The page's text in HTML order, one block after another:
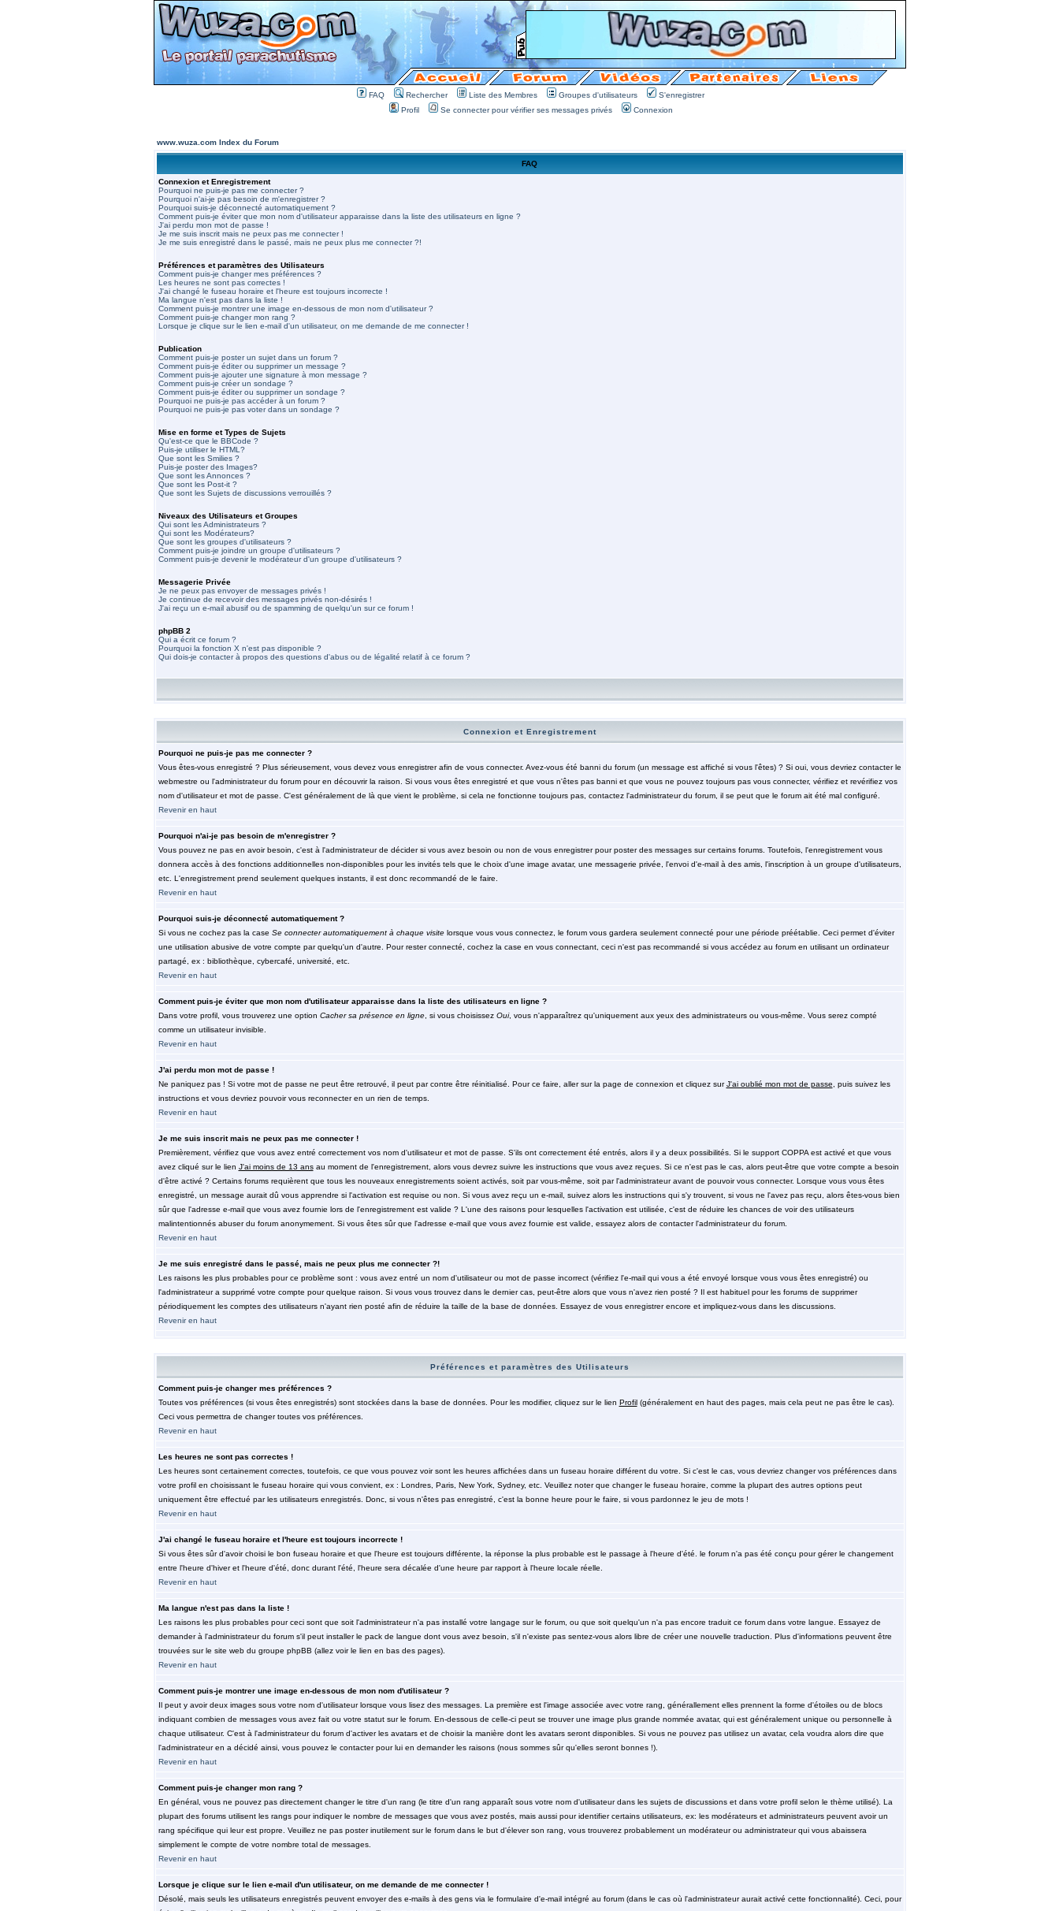
FAQ Rechercher Liste des Membres Groupes d'utilisateurs
S'enregistrer
Profil
Se connecter pour vérifier ses messages privés Connexion
www.wuza.com Index du Forum
FAQ
Connexion et Enregistrement
Pourquoi ne puis-je pas me connecter ?
Pourquoi n'ai-je pas besoin de m'enregistrer ?
Pourquoi suis-je déconnecté automatiquement ?
Comment puis-je éviter que mon nom d'utilisateur apparaisse dans la liste des utilisateurs en ligne ?
J'ai perdu mon mot de passe !
Je me suis inscrit mais ne peux pas me connecter !
Je me suis enregistré dans le passé, mais ne peux plus me connecter ?!
Préférences et paramètres des Utilisateurs
Comment puis-je changer mes préférences ?
Les heures ne sont pas correctes !
J'ai changé le fuseau horaire et l'heure est toujours incorrecte !
Ma langue n'est pas dans la liste !
Comment puis-je montrer une image en-dessous de mon nom d'utilisateur ?
Comment puis-je changer mon rang ?
Lorsque je clique sur le lien e-mail d'un utilisateur, on me demande de me connecter !
Publication
Comment puis-je poster un sujet dans un forum ?
Comment puis-je éditer ou supprimer un message ?
Comment puis-je ajouter une signature à mon message ?
Comment puis-je créer un sondage ?
Comment puis-je éditer ou supprimer un sondage ?
Pourquoi ne puis-je pas accéder à un forum ?
Pourquoi ne puis-je pas voter dans un sondage ?
Mise en forme et Types de Sujets
Qu'est-ce que le BBCode ?
Puis-je utiliser le HTML?
Que sont les Smilies ?
Puis-je poster des Images?
Que sont les Annonces ?
Que sont les Post-it ?
Que sont les Sujets de discussions verrouillés ?
Niveaux des Utilisateurs et Groupes
Qui sont les Administrateurs ?
Qui sont les Modérateurs?
Que sont les groupes d'utilisateurs ?
Comment puis-je joindre un groupe d'utilisateurs ?
Comment puis-je devenir le modérateur d'un groupe d'utilisateurs ?
Messagerie Privée
Je ne peux pas envoyer de messages privés !
Je continue de recevoir des messages privés non-désirés !
J'ai reçu un e-mail abusif ou de spamming de quelqu'un sur ce forum !
phpBB 2
Qui a écrit ce forum ?
Pourquoi la fonction X n'est pas disponible ?
Qui dois-je contacter à propos des questions d'abus ou de légalité relatif à ce forum ?
Connexion et Enregistrement
Pourquoi ne puis-je pas me connecter ?
Vous êtes-vous enregistré ? Plus sérieusement, vous devez vous enregistrer afin de vous connecter. Avez-vous été banni du forum (un message est affiché si vous l'êtes) ? Si oui, vous devriez contacter le
webmestre ou l'administrateur du forum pour en découvrir la raison. Si vous vous êtes enregistré et que vous n'êtes pas banni et que vous ne pouvez toujours pas vous connecter, vérifiez et revérifiez vos
nom d'utilisateur et mot de passe. C'est généralement de là que vient le problème, si cela ne fonctionne toujours pas, contactez l'administrateur du forum, il se peut que le forum ait été mal configuré.
Revenir en haut
Pourquoi n'ai-je pas besoin de m'enregistrer ?
Vous pouvez ne pas en avoir besoin, c'est à l'administrateur de décider si vous avez besoin ou non de vous enregistrer pour poster des messages sur certains forums. Toutefois, l'enregistrement vous
donnera accès à des fonctions additionnelles non-disponibles pour les invités tels que le choix d'une image avatar, une messagerie privée, l'envoi d'e-mail à des amis, l'inscription à un groupe d'utilisateurs,
etc. L'enregistrement prend seulement quelques instants, il est donc recommandé de le faire.
Revenir en haut
Pourquoi suis-je déconnecté automatiquement ?
Si vous ne cochez pas la case Se connecter automatiquement à chaque visitelorsque vous vous connectez, le forum vous gardera seulement connecté pour une période préétablie. Ceci permet d'éviter
une utilisation abusive de votre compte par quelqu'un d'autre. Pour rester connecté, cochez la case en vous connectant, ceci n'est pas recommandé si vous accédez au forum en utilisant un ordinateur
partagé, ex : bibliothèque, cybercafé, université, etc.
Revenir en haut
Comment puis-je éviter que mon nom d'utilisateur apparaisse dans la liste des utilisateurs en ligne ?
Dans votre profil, vous trouverez une option Cacher sa présence en ligne, si vous choisissez Oui, vous n'apparaîtrez qu'uniquement aux yeux des administrateurs ou vous-même. Vous serez compté
comme un utilisateur invisible.
Revenir en haut
J'ai perdu mon mot de passe !
Ne paniquez pas ! Si votre mot de passe ne peut être retrouvé, il peut par contre être réinitialisé. Pour ce faire, aller sur la page de connexion et cliquez surJ'ai oublié mon mot de passe , puis suivez les
instructions et vous devriez pouvoir vous reconnecter en un rien de temps.
Revenir en haut
Je me suis inscrit mais ne peux pas me connecter !
Premièrement, vérifiez que vous avez entré correctement vos nom d'utilisateur et mot de passe. S'ils ont correctement été entrés, alors il y a deux possibilités. Si le support COPPA est activé et que vous
avez cliqué sur le lien J'ai moins de 13 ansau moment de l'enregistrement, alors vous devrez suivre les instructions que vous avez reçues. Si ce n'est pas le cas, alors peut-être que votre compte a besoin
d'être activé ? Certains forums requièrent que tous les nouveaux enregistrements soient activés, soit par vous-même, soit par l'administrateur avant de pouvoir vous connecter. Lorsque vous vous êtes
enregistré, un message aurait dû vous apprendre si l'activation est requise ou non. Si vous avez reçu un e-mail, suivez alors les instructions qui s'y trouvent, si vous ne l'avez pas reçu, alors êtes-vous bien
sûr que l'adresse e-mail que vous avez fournie lors de l'enregistrement est valide ? L'une des raisons pour lesquelles l'activation est utilisée, c'est de réduire les chances de voir des utilisateurs
malintentionnés abuser du forum anonymement. Si vous êtes sûr que l'adresse e-mail que vous avez fournie est valide, essayez alors de contacter l'administrateur du forum.
Revenir en haut
Je me suis enregistré dans le passé, mais ne peux plus me connecter ?!
Les raisons les plus probables pour ce problème sont : vous avez entré un nom d'utilisateur ou mot de passe incorrect (vérifiez l'e-mail qui vous a été envoyé lorsque vous vous êtes enregistré) ou
l'administrateur a supprimé votre compte pour quelque raison. Si vous vous trouvez dans le dernier cas, peut-être alors que vous n'avez rien posté ? Il est habituel pour les forums de supprimer
périodiquement les comptes des utilisateurs n'ayant rien posté afin de réduire la taille de la base de données. Essayez de vous enregistrer encore et impliquez-vous dans les discussions.
Revenir en haut
Préférences et paramètres des Utilisateurs
Comment puis-je changer mes préférences ?
Toutes vos préférences (si vous êtes enregistrés) sont stockées dans la base de données. Pour les modifier, cliquez sur le lien Profil(généralement en haut des pages, mais cela peut ne pas être le cas).
Ceci vous permettra de changer toutes vos préférences.
Revenir en haut
Les heures ne sont pas correctes !
Les heures sont certainement correctes, toutefois, ce que vous pouvez voir sont les heures affichées dans un fuseau horaire différent du votre. Si c'est le cas, vous devriez changer vos préférences dans
votre profil en choisissant le fuseau horaire qui vous convient, ex : Londres, Paris, New York, Sydney, etc. Veuillez noter que changer le fuseau horaire, comme la plupart des autres options peut
uniquement être effectué par les utilisateurs enregistrés. Donc, si vous n'êtes pas enregistré, c'est la bonne heure pour le faire, si vous pardonnez le jeu de mots !
Revenir en haut
J'ai changé le fuseau horaire et l'heure est toujours incorrecte !
Si vous êtes sûr d'avoir choisi le bon fuseau horaire et que l'heure est toujours différente, la réponse la plus probable est le passage à l'heure d'été. le forum n'a pas été conçu pour gérer le changement
entre l'heure d'hiver et l'heure d'été, donc durant l'été, l'heure sera décalée d'une heure par rapport à l'heure locale réelle.
Revenir en haut
Ma langue n'est pas dans la liste !
Les raisons les plus probables pour ceci sont que soit l'administrateur n'a pas installé votre langage sur le forum, ou que soit quelqu'un n'a pas encore traduit ce forum dans votre langue. Essayez de
demander à l'administrateur du forum s'il peut installer le pack de langue dont vous avez besoin, s'il n'existe pas sentez-vous alors libre de créer une nouvelle traduction. Plus d'informations peuvent être
trouvées sur le site web du groupe phpBB (allez voir le lien en bas des pages).
Revenir en haut
Comment puis-je montrer une image en-dessous de mon nom d'utilisateur ?
Il peut y avoir deux images sous votre nom d'utilisateur lorsque vous lisez des messages. La première est l'image associée avec votre rang, générallement elles prennent la forme d'étoiles ou de blocs
indiquant combien de messages vous avez fait ou votre statut sur le forum. En-dessous de celle-ci peut se trouver une image plus grande nommée avatar, qui est généralement unique ou personnelle à
chaque utilisateur. C'est à l'administrateur du forum d'activer les avatars et de choisir la manière dont les avatars seront disponibles. Si vous ne pouvez pas utilisez un avatar, cela voudra alors dire que
l'administrateur en a décidé ainsi, vous pouvez le contacter pour lui en demander les raisons (nous sommes sûr qu'elles seront bonnes !).
Revenir en haut
Comment puis-je changer mon rang ?
En général, vous ne pouvez pas directement changer le titre d'un rang (le titre d'un rang apparaît sous votre nom d'utilisateur dans les sujets de discussions et dans votre profil selon le thème utilisé). La
plupart des forums utilisent les rangs pour indiquer le nombre de messages que vous avez postés, mais aussi pour identifier certains utilisateurs, ex: les modérateurs et administrateurs peuvent avoir un
rang spécifique qui leur est propre. Veuillez ne pas poster inutilement sur le forum dans le but d'élever son rang, vous trouverez probablement un modérateur ou administrateur qui vous abaissera
simplement le compte de votre nombre total de messages.
Revenir en haut
Lorsque je clique sur le lien e-mail d'un utilisateur, on me demande de me connecter !
Désolé, mais seuls les utilisateurs enregistrés peuvent envoyer des e-mails à des gens via le formulaire d'e-mail intégré au forum (dans le cas où l'administrateur aurait activé cette fonctionnalité). Ceci, pour